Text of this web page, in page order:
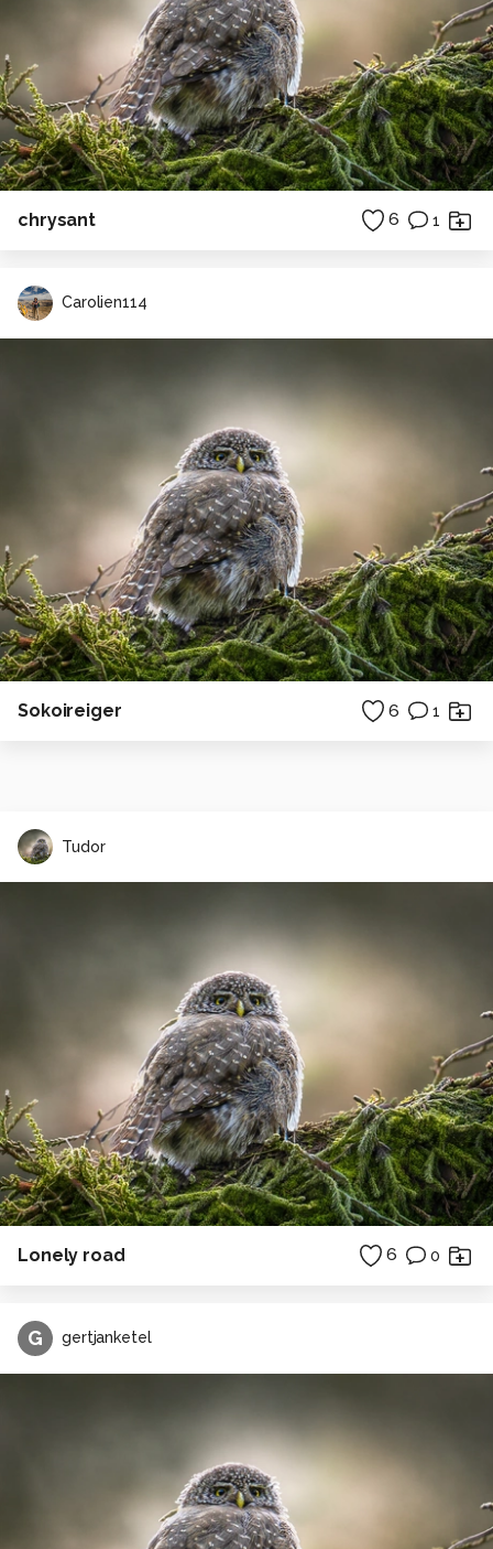
chrysant 6 1
Carolien114
Sokoireiger 6 1
Tudor
Lonely road 6 0
G gertjanketel